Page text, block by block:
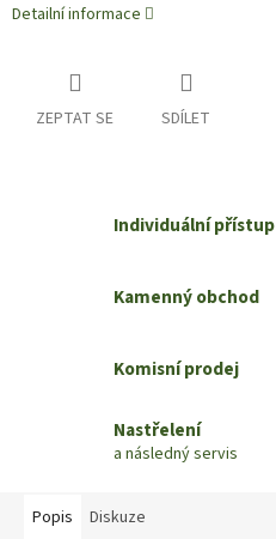
Detailní informace
ZEPTAT SE SDÍLET
Individuální přístup
Kamenný obchod
Komisní prodej
Nastřelení
a následný servis
Popis Diskuze